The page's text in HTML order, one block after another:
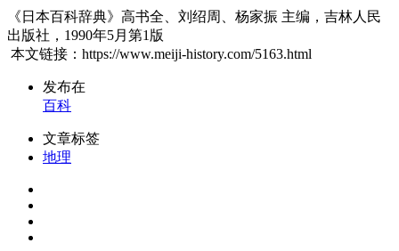
《日本百科辞典》高书全、刘绍周、杨家振 主编，吉林人民
出版社，1990年5月第1版
本文链接：https://www.meiji-history.com/5163.html
发布在
百科
文章标签
地理